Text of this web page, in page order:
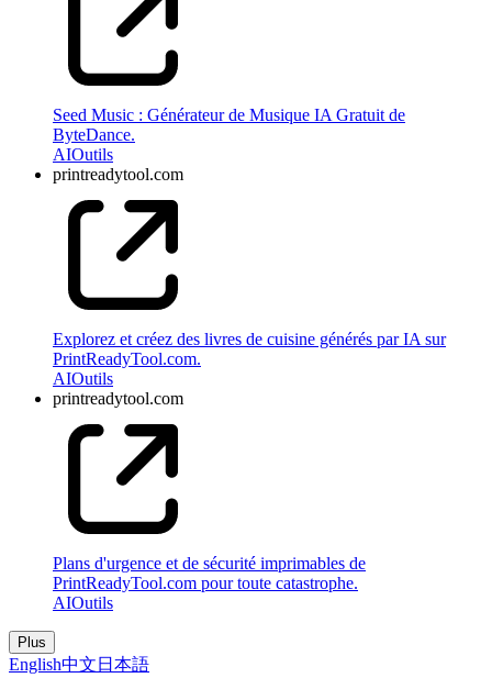
Seed Music : Générateur de Musique IA Gratuit de
ByteDance.
AIOutils
printreadytool.com
Explorez et créez des livres de cuisine générés par IA sur
PrintReadyTool.com.
AIOutils
printreadytool.com
Plans d'urgence et de sécurité imprimables de
PrintReadyTool.com pour toute catastrophe.
AIOutils
Plus
English中文 日本語